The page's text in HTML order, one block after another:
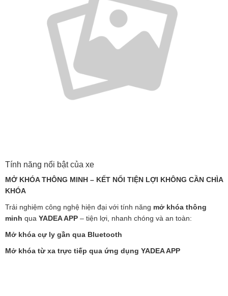
Tính năng nổi bật của xe
MỞ KHÓA THÔNG MINH – KẾT NỐI TIỆN LỢI KHÔNG CẦN CHÌA
KHÓA
Trải nghiệm công nghệ hiện đại với tính năng mở khóa thông
minh qua YADEA APP – tiện lợi, nhanh chóng và an toàn:
Mở khóa cự ly gần qua Bluetooth
Mở khóa từ xa trực tiếp qua ứng dụng YADEA APP